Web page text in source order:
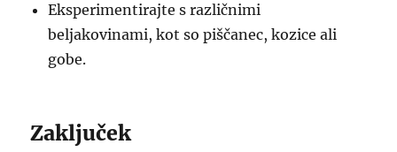
Eksperimentirajte s različnimi
beljakovinami, kot so piščanec, kozice ali
gobe.
Zaključek